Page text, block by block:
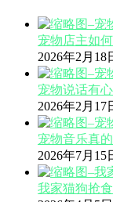
宠物店主如
2026年2月18
宠物说话有
2026年2月17
宠物音乐真
2026年7月15
我家猫狗抢